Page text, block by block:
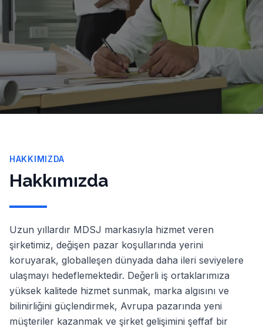
HAKKIMIZDA
Hakkımızda
Uzun yıllardır MDSJ markasıyla hizmet veren
şirketimiz, değişen pazar koşullarında yerini
koruyarak, globalleşen dünyada daha ileri seviyelere
ulaşmayı hedeflemektedir. Değerli iş ortaklarımıza
yüksek kalitede hizmet sunmak, marka algısını ve
bilinirliğini güçlendirmek, Avrupa pazarında yeni
müşteriler kazanmak ve şirket gelişimini şeffaf bir